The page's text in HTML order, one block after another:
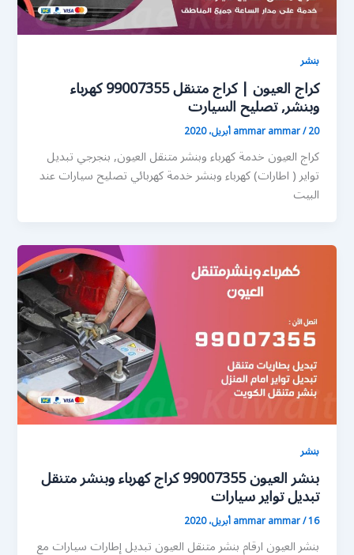
بنشر
كراج العيون | كراج متنقل 99007355 كهرباء
وبنشر, تصليح السيارت
ammar ammar/20 أبريل، 2020
كراج العيون خدمة كهرباء وبنشر متنقل العيون, بنجرجي تبديل
تواير ( اطارات) كهرباء وبنشر خدمة كهربائي تصليح سيارات عند
البيت
بنشر
بنشر العيون 99007355 كراج كهرباء وبنشر متنقل
تبديل تواير سيارات
ammar ammar/16 أبريل، 2020
بنشر العيون ارقام بنشر متنقل العيون تبديل إطارات سيارات مع